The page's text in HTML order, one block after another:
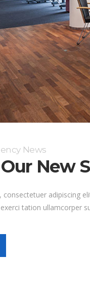
News
New
adipiscing
tation ullamcorper